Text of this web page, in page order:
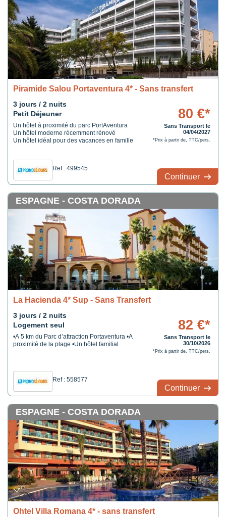
Piramide Salou Portaventura 4* - Sans transfert
3 jours / 2 nuits
Petit Déjeuner
Un hôtel à proximité du parc PortAventura
Un hôtel moderne récemment rénové
Un hôtel idéal pour des vacances en famille
Ref : 499545
80 €*
Sans Transport le
04/04/2027
*Prix à partir de, TTC/pers.
Continuer
ESPAGNE - COSTA DORADA
La Hacienda 4* Sup - Sans Transfert
3 jours / 2 nuits
Logement seul
•A 5 km du Parc d’attraction Portaventura •A
proximité de la plage •Un hôtel familial
Ref : 558577
82 €*
Sans Transport le
30/10/2026
*Prix à partir de, TTC/pers.
Continuer
ESPAGNE - COSTA DORADA
Ohtel Villa Romana 4* - sans transfert